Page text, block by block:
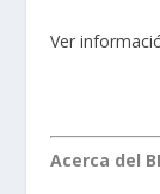
Ver
Acerca del